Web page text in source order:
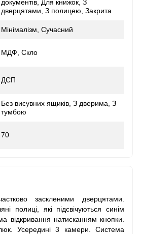
документів, Для книжок, З
дверцятами, З полицею, Закрита
Мінімалізм, Сучасний
МДФ, Скло
ДСП
Без висувних ящиків, З дверима, З
тумбою
70
заскленими дверцятами.
полиці, які підсвічуються синім
відкривання натисканням кнопки.
Усередині 3 камери. Система